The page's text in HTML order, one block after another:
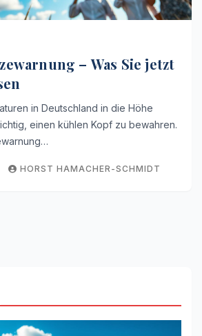
– Was Sie jetzt
in Deutschland in die Höhe
einen kühlen Kopf zu bewahren.
HORST HAMACHER-SCHMIDT